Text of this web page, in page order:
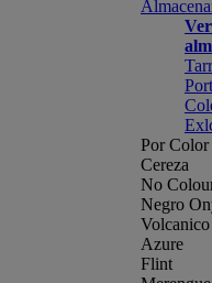
Por Color
Cereza
No
Negro
Volcanico
Azure
Flint